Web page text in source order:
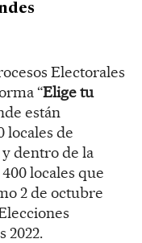
Electorales
“Elige tu
están
locales de
dentro de la
locales que
2 de octubre
2022.